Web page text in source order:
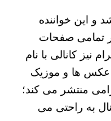
و این خواننده
تمامی صفحات
نیز کانالی با نام
عکس ها و موزیک
منتشر می کند؛
به راحتی می